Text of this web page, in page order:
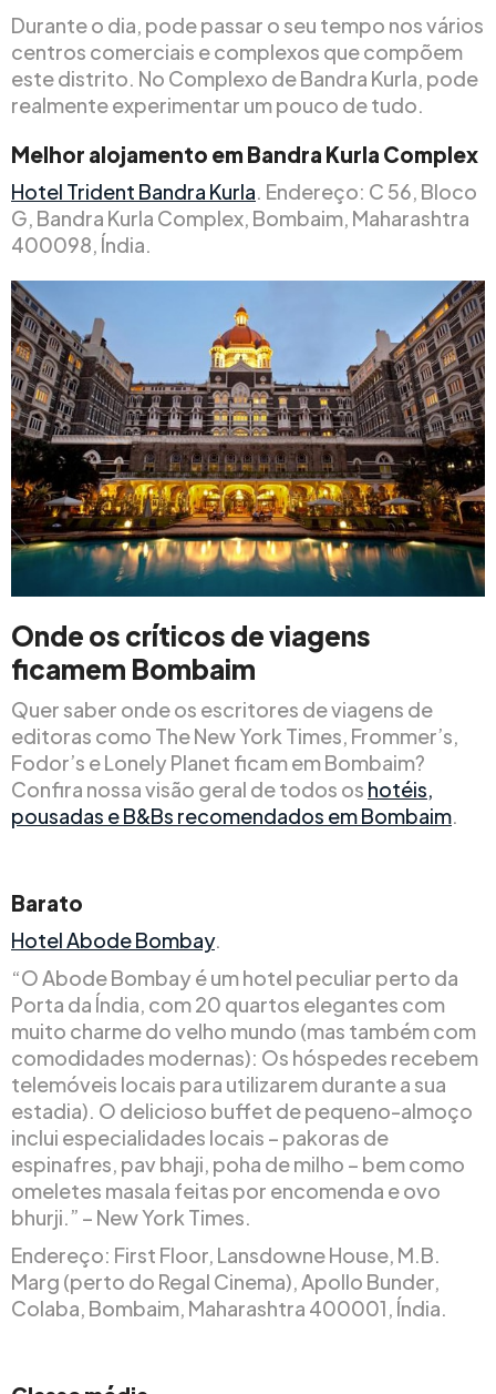
Durante o dia, pode passar o seu tempo nos vários
centros comerciais e complexos que compõem
este distrito. No Complexo de Bandra Kurla, pode
realmente experimentar um pouco de tudo.
Melhor alojamento em Bandra Kurla Complex
Hotel Trident Bandra Kurla. Endereço: C 56, Bloco
G, Bandra Kurla Complex, Bombaim, Maharashtra
400098, Índia.
Onde os críticos de viagens
ficamem Bombaim
Quer saber onde os escritores de viagens de
editoras como The New York Times, Frommer’s,
Fodor’s e Lonely Planet ficam em Bombaim?
Confira nossa visão geral de todos os hotéis,
pousadas e B&Bs recomendados em Bombaim.
Barato
Hotel Abode Bombay.
“O Abode Bombay é um hotel peculiar perto da
Porta da Índia, com 20 quartos elegantes com
muito charme do velho mundo (mas também com
comodidades modernas): Os hóspedes recebem
telemóveis locais para utilizarem durante a sua
estadia). O delicioso buffet de pequeno-almoço
inclui especialidades locais – pakoras de
espinafres, pav bhaji, poha de milho – bem como
omeletes masala feitas por encomenda e ovo
bhurji.” – New York Times.
Endereço: First Floor, Lansdowne House, M.B.
Marg (perto do Regal Cinema), Apollo Bunder,
Colaba, Bombaim, Maharashtra 400001, Índia.